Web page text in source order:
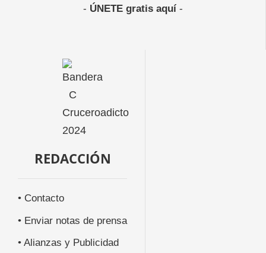
- ÚNETE gratis aquí-
REDACCIÓN
• Contacto
• Enviar notas de prensa
• Alianzas y Publicidad